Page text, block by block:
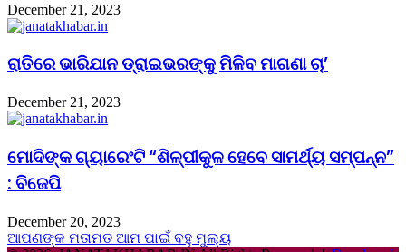
December 21, 2023
ରାତିରେ ଭାରିଯାନ ଡ୍ରାଇଭରଙ୍କୁ ମିଳିବ ମାଗଣା ଚା’
December 21, 2023
ମୋଦିଙ୍କ ଗ୍ୟାରେଂଟି “ଶିଳ୍ପୀକୁଳ ହେବେ ସାମର୍ଥ୍ୟ ସମ୍ପନ୍ନ”
: ବିଜେପି
December 20, 2023
ଆପଣଙ୍କ ମତାମତ ଆମ ପାଇଁ ବହୁ ମୁଲ୍ୟ